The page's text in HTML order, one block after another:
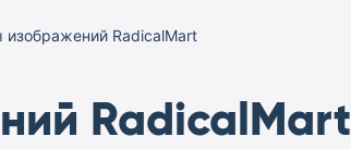
RadicalMart
RadicalMart